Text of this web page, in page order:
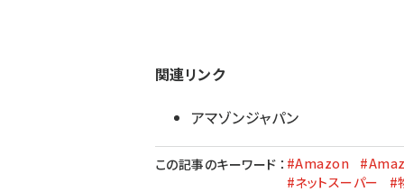
関連リンク
アマゾンジャパン
この記事のキーワード ： #Amazon
#ネットスーパー
#